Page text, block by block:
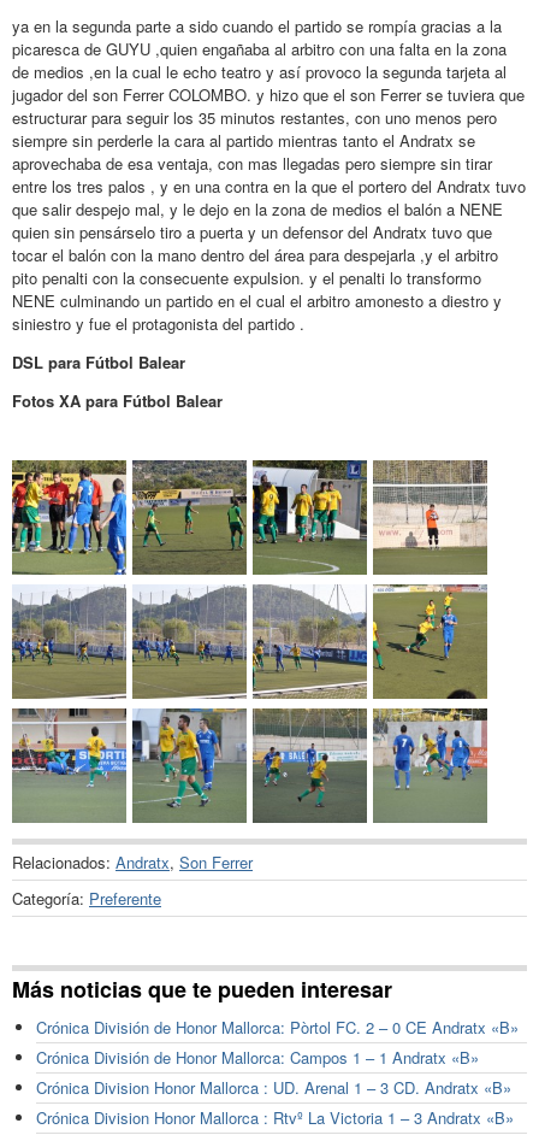
ya en la segunda parte a sido cuando el partido se rompía gracias a la
picaresca de GUYU ,quien engañaba al arbitro con una falta en la zona
de medios ,en la cual le echo teatro y así provoco la segunda tarjeta al
jugador del son Ferrer COLOMBO. y hizo que el son Ferrer se tuviera que
estructurar para seguir los 35 minutos restantes, con uno menos pero
siempre sin perderle la cara al partido mientras tanto el Andratx se
aprovechaba de esa ventaja, con mas llegadas pero siempre sin tirar
entre los tres palos , y en una contra en la que el portero del Andratx tuvo
que salir despejo mal, y le dejo en la zona de medios el balón a NENE
quien sin pensárselo tiro a puerta y un defensor del Andratx tuvo que
tocar el balón con la mano dentro del área para despejarla ,y el arbitro
pito penalti con la consecuente expulsion. y el penalti lo transformo
NENE culminando un partido en el cual el arbitro amonesto a diestro y
siniestro y fue el protagonista del partido .
DSL para Fútbol Balear
Fotos XA para Fútbol Balear
Relacionados: Andratx, Son Ferrer
Categoría: Preferente
Más noticias que te pueden interesar
Crónica División de Honor Mallorca: Pòrtol FC. 2 – 0 CE Andratx «B»
Crónica División de Honor Mallorca: Campos 1 – 1 Andratx «B»
Crónica Division Honor Mallorca : UD. Arenal 1 – 3 CD. Andratx «B»
Crónica Division Honor Mallorca : Rtvº La Victoria 1 – 3 Andratx «B»